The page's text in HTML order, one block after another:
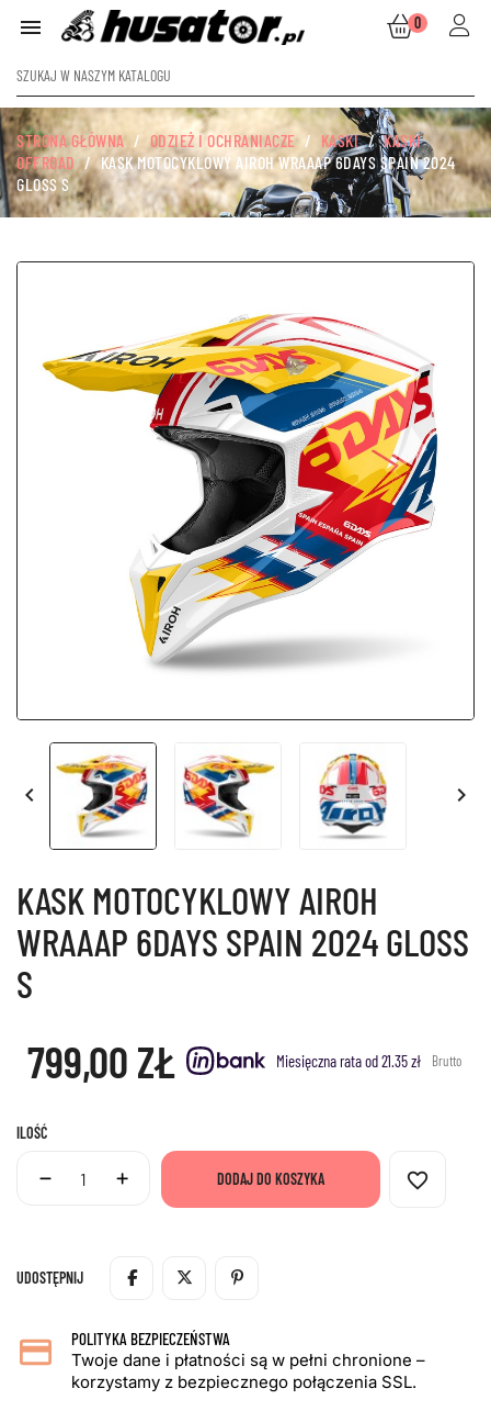
 0
STRONA GŁÓWNA ODZIEŻ I OCHRANIACZE KASKI
KASKI
OFFROAD
KASK MOTOCYKLOWY AIROH WRAAAP 6DAYS SPAIN 2024
GLOSS S
 
KASK MOTOCYKLOWY AIROH
WRAAAP 6DAYS SPAIN 2024 GLOSS
S
799,00 ZŁ Miesięczna rata od 21.35 zł Brutto
ILOŚĆ
DODAJ DO KOSZYKA favorite_border
UDOSTĘPNIJ
POLITYKA BEZPIECZEŃSTWA
Twoje dane i płatności są w pełni chronione –
korzystamy z bezpiecznego połączenia SSL.